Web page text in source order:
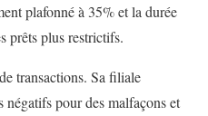
plafonné à 35% et la durée
prêts plus restrictifs.
transactions. Sa filiale
pour des malfaçons et